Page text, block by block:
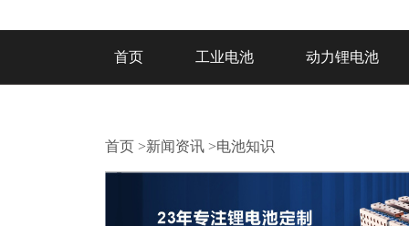
首页 工业电池 动力锂电池
首页 >新闻资讯 >电池知识